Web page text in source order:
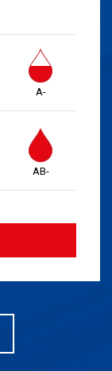
A-
AB-